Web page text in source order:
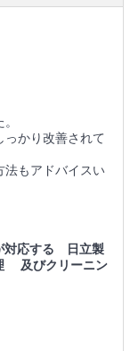
かり改善されて
もアドバイスい
対応する 日立製
及びクリーニン